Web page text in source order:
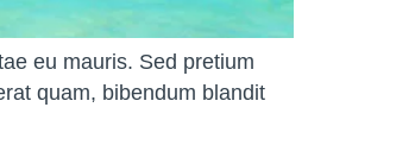
eu mauris. Sed pretium
quam, bibendum blandit